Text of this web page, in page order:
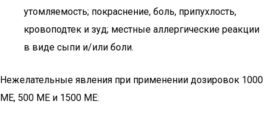
утомляемость; покраснение, боль, припухлость,
кровоподтек и зуд; местные аллергические реакции
в виде сыпи и/или боли.
Нежелательные явления при применении дозировок 1000
МЕ, 500 МЕ и 1500 МЕ: